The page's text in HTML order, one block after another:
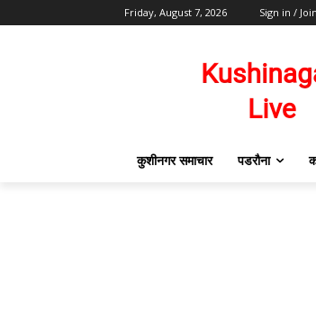
Friday, August 7, 2026 Sign in / Join
कुशीनगर समाचार पडरौना